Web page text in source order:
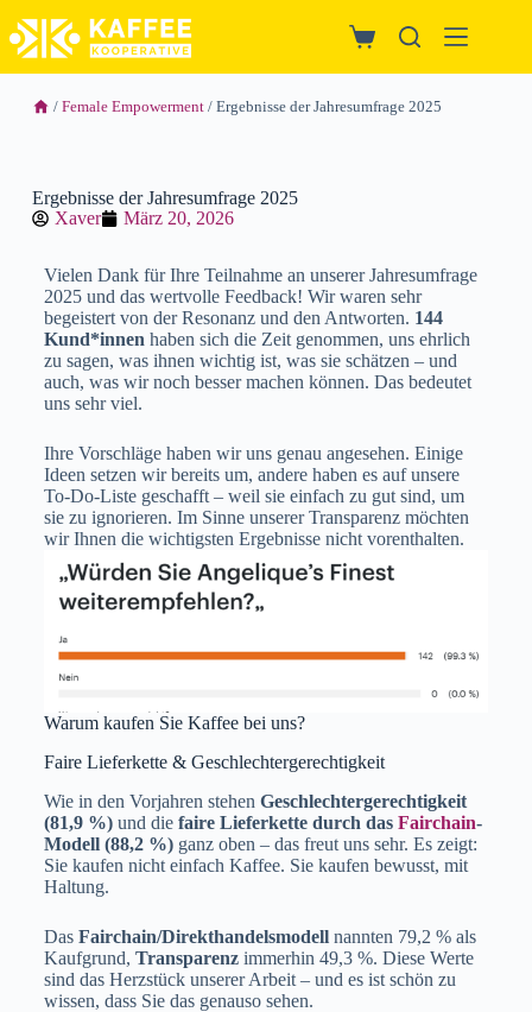
/ Female Empowerment/ Ergebnisse der Jahresumfrage 2025
Ergebnisse der Jahresumfrage 2025
Xaver
März 20, 2026
Vielen Dank für Ihre Teilnahme an unserer Jahresumfrage
2025 und das wertvolle Feedback! Wir waren sehr
begeistert von der Resonanz und den Antworten. 144
Kund*innen haben sich die Zeit genommen, uns ehrlich
zu sagen, was ihnen wichtig ist, was sie schätzen – und
auch, was wir noch besser machen können. Das bedeutet
uns sehr viel.
Ihre Vorschläge haben wir uns genau angesehen. Einige
Ideen setzen wir bereits um, andere haben es auf unsere
To-Do-Liste geschafft – weil sie einfach zu gut sind, um
sie zu ignorieren. Im Sinne unserer Transparenz möchten
wir Ihnen die wichtigsten Ergebnisse nicht vorenthalten.
Warum kaufen Sie Kaffee bei uns?
Faire Lieferkette & Geschlechtergerechtigkeit
Wie in den Vorjahren stehen Geschlechtergerechtigkeit
(81,9 %)und die faire Lieferkette durch das Fairchain-
Modell (88,2 %)ganz oben – das freut uns sehr. Es zeigt:
Sie kaufen nicht einfach Kaffee. Sie kaufen bewusst, mit
Haltung.
Das Fairchain/Direkthandelsmodellnannten 79,2 % als
Kaufgrund, Transparenzimmerhin 49,3 %. Diese Werte
sind das Herzstück unserer Arbeit – und es ist schön zu
wissen, dass Sie das genauso sehen.